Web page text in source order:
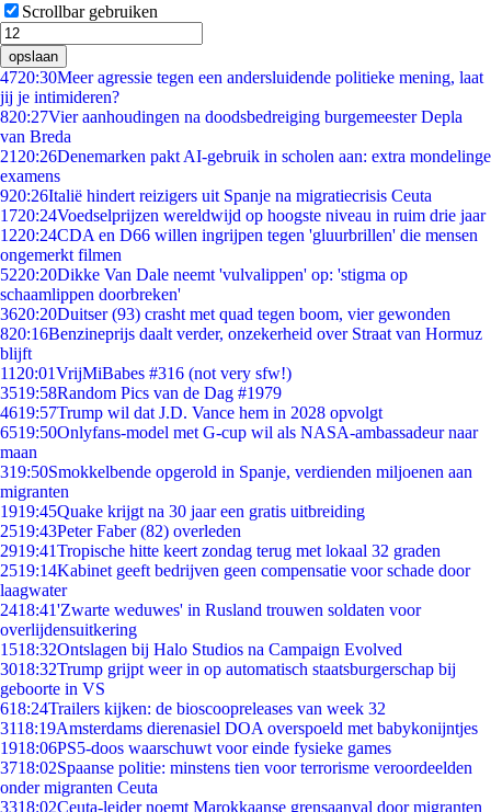
Scrollbar gebruiken
opslaan
4720:30Meer agressie tegen een andersluidende politieke mening, laat
jij je intimideren?
820:27Vier aanhoudingen na doodsbedreiging burgemeester Depla
van Breda
21 20:26Denemarken pakt AI-gebruik in scholen aan: extra mondelinge
examens
920:26Italië hindert reizigers uit Spanje na migratiecrisis Ceuta
1720:24Voedselprijzen wereldwijd op hoogste niveau in ruim drie jaar
1220:24CDA en D66 willen ingrijpen tegen 'gluurbrillen' die mensen
ongemerkt filmen
5220:20Dikke Van Dale neemt 'vulvalippen' op: 'stigma op
schaamlippen doorbreken'
3620:20Duitser (93) crasht met quad tegen boom, vier gewonden
820:16Benzineprijs daalt verder, onzekerheid over Straat van Hormuz
blijft
11 20:01VrijMiBabes #316 (not very sfw!)
3519:58Random Pics van de Dag #1979
4619:57Trump wil dat J.D. Vance hem in 2028 opvolgt
6519:50Onlyfans-model met G-cup wil als NASA-ambassadeur naar
maan
319:50Smokkelbende opgerold in Spanje, verdienden miljoenen aan
migranten
1919:45Quake krijgt na 30 jaar een gratis uitbreiding
2519:43Peter Faber (82) overleden
2919:41Tropische hitte keert zondag terug met lokaal 32 graden
2519:14Kabinet geeft bedrijven geen compensatie voor schade door
laagwater
2418:41'Zwarte weduwes' in Rusland trouwen soldaten voor
overlijdensuitkering
1518:32Ontslagen bij Halo Studios na Campaign Evolved
3018:32Trump grijpt weer in op automatisch staatsburgerschap bij
geboorte in VS
618:24Trailers kijken: de bioscoopreleases van week 32
3118:19Amsterdams dierenasiel DOA overspoeld met babykonijntjes
1918:06PS5-doos waarschuwt voor einde fysieke games
3718:02Spaanse politie: minstens tien voor terrorisme veroordeelden
onder migranten Ceuta
3318:02Ceuta-leider noemt Marokkaanse grensaanval door migranten